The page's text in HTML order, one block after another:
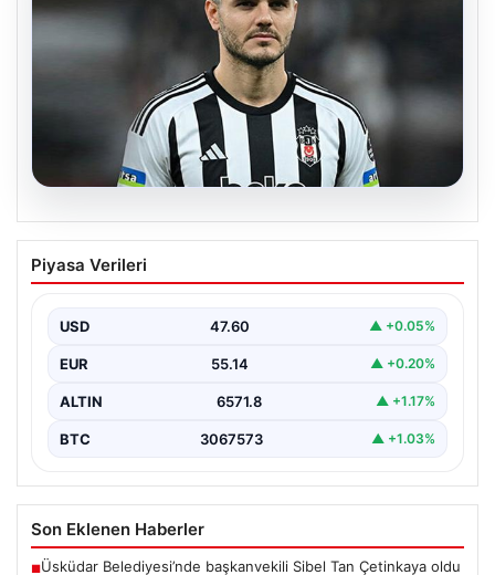
İranlı Dağcılar Süphan Dağı’nın
Zirvesine Ulaştı
Türkiye’nin en yüksek üçüncü dağı olan ve…
Piyasa Verileri
USD 47.60 ▲ +0.05%
EUR 55.14 ▲ +0.20%
ALTIN 6571.8 ▲ +1.17%
BTC 3067573 ▲ +1.03%
Son Eklenen Haberler
■Üsküdar Belediyesi’nde başkanvekili Sibel Tan Çetinkaya oldu